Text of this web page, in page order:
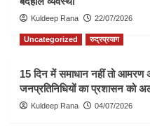
Kuldeep Rana 22/07/2026
Uncategorized रुद्रप्रयाग
15 दिन में समाधान नहीं तो आमरण
जनप्रतिनिधियों का प्रशासन को
Kuldeep Rana 04/07/2026